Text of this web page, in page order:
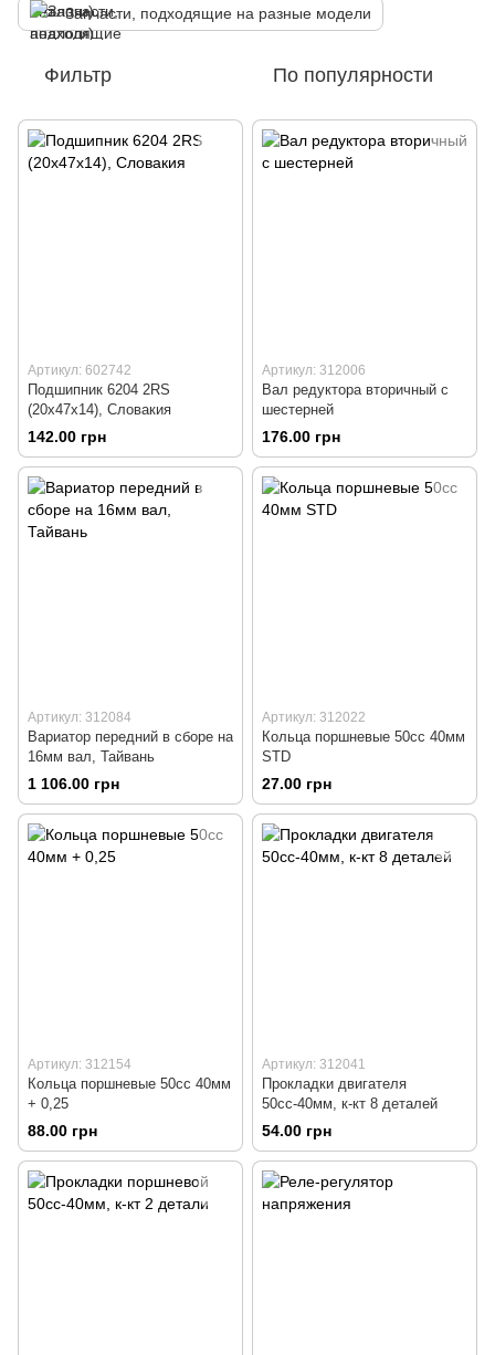
Запчасти, подходящие на разные модели
Фильтр По популярности
Артикул: 602742
Подшипник 6204 2RS
(20x47x14), Словакия
142.00 грн
Артикул: 312006
Вал редуктора вторичный с
шестерней
176.00 грн
Артикул: 312084
Вариатор передний в сборе на
16мм вал, Тайвань
1 106.00 грн
Артикул: 312022
Кольца поршневые 50сс 40мм
STD
27.00 грн
Артикул: 312154
Кольца поршневые 50сс 40мм
+ 0,25
88.00 грн
Артикул: 312041
Прокладки двигателя
50сс-40мм, к-кт 8 деталей
54.00 грн